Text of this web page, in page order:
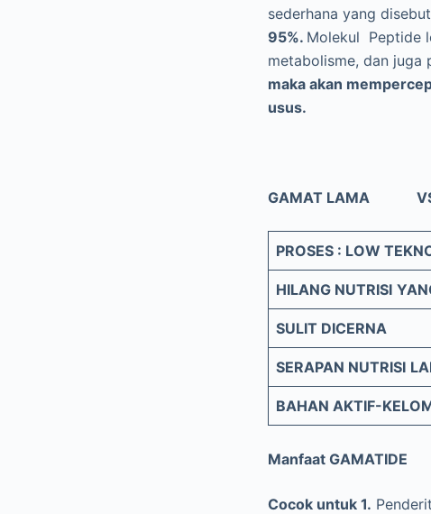
sederhana yang
95%. Molekul Peptide
metabolisme, dan juga
maka akan
usus.
GAMAT LAMA VS
PROSES : LOW
HILANG NUTRISI
SULIT DICERNA
SERAPAN NUTRISI
BAHAN AKTIF-
Manfaat GAMATIDE
Cocok untuk 1.